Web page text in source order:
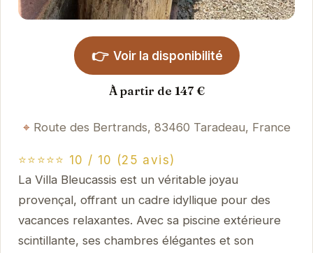
👉 Voir la disponibilité
À partir de 147 €
Route des Bertrands, 83460 Taradeau, France
⭐⭐⭐⭐⭐ 10 / 10 (25 avis)
La Villa Bleucassis est un véritable joyau
provençal, offrant un cadre idyllique pour des
vacances relaxantes. Avec sa piscine extérieure
scintillante, ses chambres élégantes et son